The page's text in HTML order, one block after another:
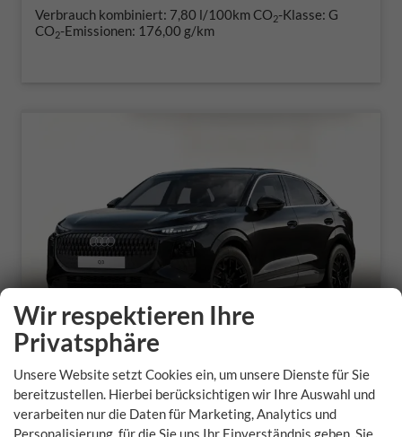
Verbrauch kombiniert: 7,80 l/100kmCO2-Klasse: G
CO2-Emissionen: 176,00 g/km
Audi Q3 Sportback
Wir respektieren Ihre
Privatsphäre
Unsere Website setzt Cookies ein, um unsere Dienste für Sie
bereitzustellen. Hierbei berücksichtigen wir Ihre Auswahl und
verarbeiten nur die Daten für Marketing, Analytics und
Personalisierung, für die Sie uns Ihr Einverständnis geben. Sie